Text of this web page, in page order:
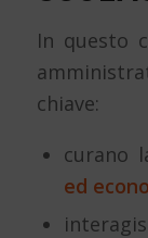
In questo
chiave:
curano
ed